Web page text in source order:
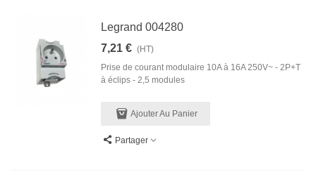
Legrand 004280
7,21 € (HT)
Prise de courant modulaire 10A à 16A 250V~ - 2P+T
à éclips - 2,5 modules
Ajouter Au Panier
Partager